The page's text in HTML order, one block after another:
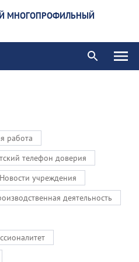
МНОГОПРОФИЛЬНЫЙ
работа
телефон доверия
Новости учреждения
деятельность